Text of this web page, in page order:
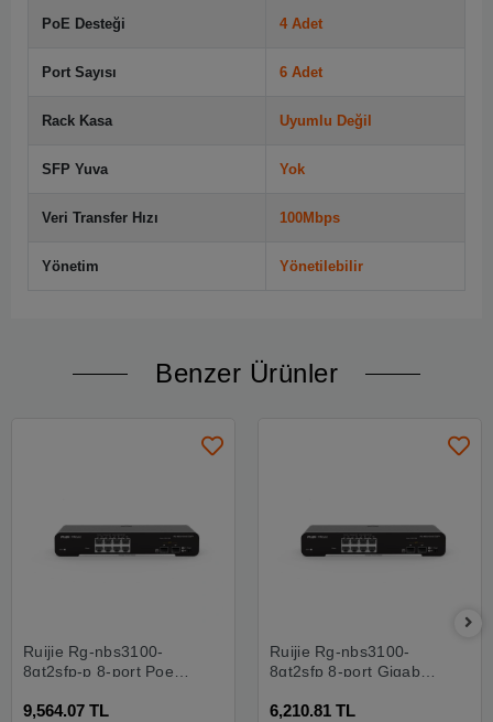
PoE Desteği 4 Adet
Port Sayısı 6 Adet
Rack Kasa Uyumlu Değil
SFP Yuva Yok
Veri Transfer Hızı 100Mbps
Yönetim Yönetilebilir
Benzer Ürünler
Ruijie Rg-nbs3100-
8gt2sfp-p 8-port Poe+
Switch, 8 Gigabit Rj45
9,564.07 TL
Ruijie Rg-nbs3100-
8gt2sfp 8-port Gigabit
Gigabit Rj45 Ports,2
6,210.81 TL